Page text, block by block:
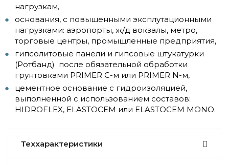
нагрузкам,
основания, с повышенными эксплутационными
нагрузками: аэропорты, ж/д вокзалы, метро,
торговые центры, промышленные предприятия,
гипсолитовые панели и гипсовые штукатурки
(Ротбанд) после обязательной обработки
грунтовками PRIMER C-м или PRIMER N-м,
цементное основание с гидроизоляцией,
выполненной с использованием составов:
HIDROFLEX, ELASTOCEM или ELASTOCEM MONO.
Теххарактеристики